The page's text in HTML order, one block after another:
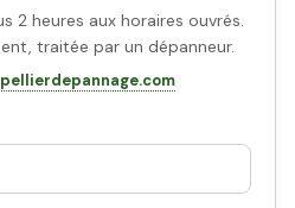
2 heures aux horaires ouvrés.
traitée par un dépanneur.